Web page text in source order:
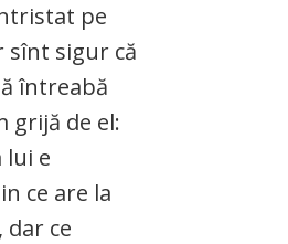
pe
sînt sigur că
întreabă
grijă de el:
lui e
ce are la
ce